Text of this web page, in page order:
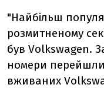
"Найбільш
розмитненому
був Volkswagen.
номери
вживаних